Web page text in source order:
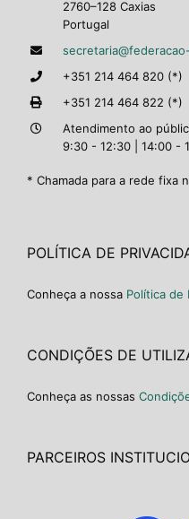
2760–128 Caxias
Portugal
+351 214 464 820 (*)
+351 214 464 822 (*)
Atendimento ao
9:30 - 12:30 | 14:00 -
* Chamada para a rede fixa
POLÍTICA DE
Conheça a nossa Política de
CONDIÇÕES DE
Conheça as nossas
PARCEIROS